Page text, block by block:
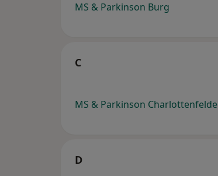
MS & Parkinson Burg
C
MS & Parkinson Charlottenfelde
D